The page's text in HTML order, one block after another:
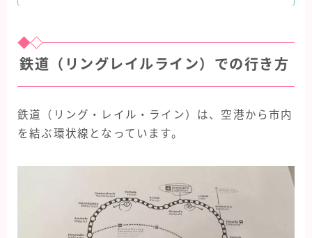
鉄道（リングレイルライン）での行き方
鉄道（リング・レイル・ライン）は、空港から市内
を結ぶ環状線となっています。